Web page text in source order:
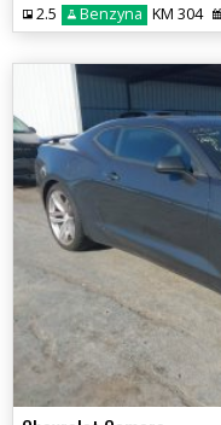
2.5 Benzyna KM 304